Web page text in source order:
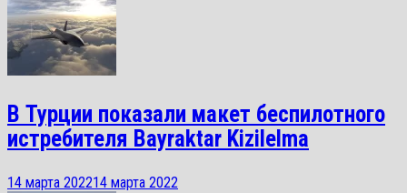
В Турции показали макет беспилотного
истребителя Bayraktar Kizilelma
14 марта 202214 марта 2022